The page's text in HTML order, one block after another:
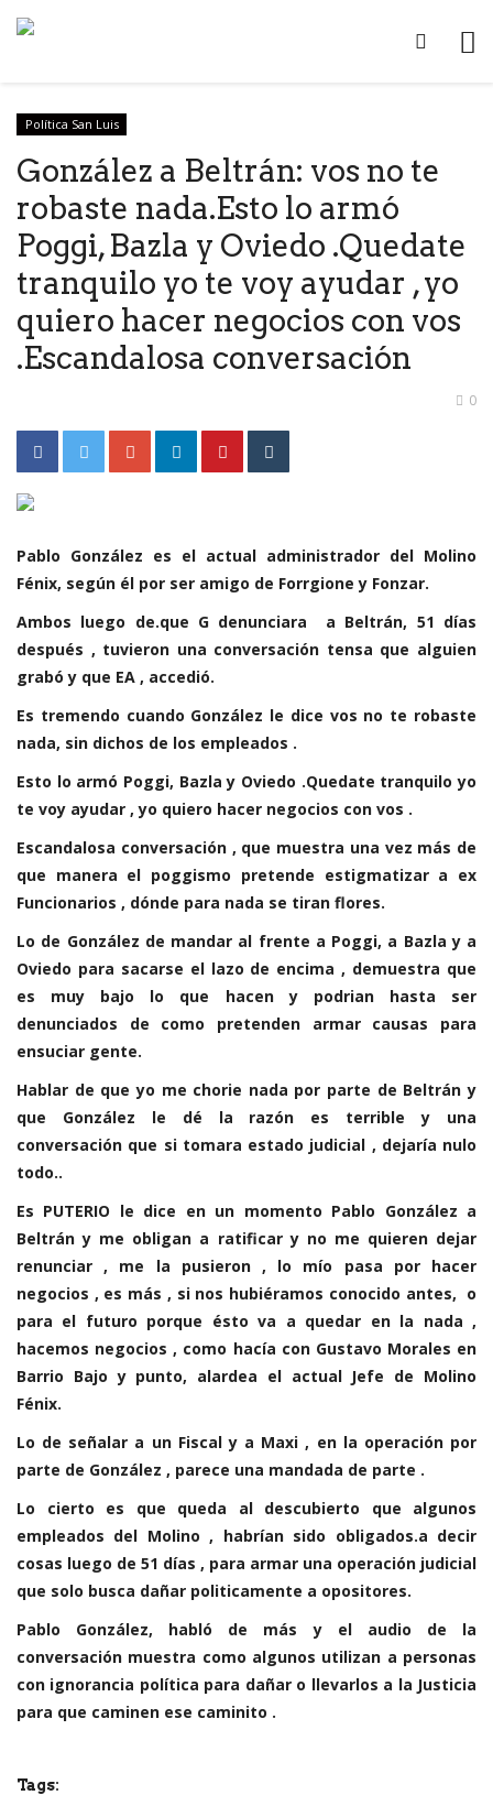
Política San Luis
González a Beltrán: vos no te
robaste nada.Esto lo armó
Poggi, Bazla y Oviedo .Quedate
tranquilo yo te voy ayudar , yo
quiero hacer negocios con vos
.Escandalosa conversación
0
Pablo González es el actual administrador del Molino
Fénix, según él por ser amigo de Forrgione y Fonzar.
Ambos luego de.que G denunciara a Beltrán, 51 días
después , tuvieron una conversación tensa que alguien
grabó y que EA , accedió.
Es tremendo cuando González le dice vos no te robaste
nada, sin dichos de los empleados .
Esto lo armó Poggi, Bazla y Oviedo .Quedate tranquilo yo
te voy ayudar , yo quiero hacer negocios con vos .
Escandalosa conversación , que muestra una vez más de
que manera el poggismo pretende estigmatizar a ex
Funcionarios , dónde para nada se tiran flores.
Lo de González de mandar al frente a Poggi, a Bazla y a
Oviedo para sacarse el lazo de encima , demuestra que
es muy bajo lo que hacen y podrian hasta ser
denunciados de como pretenden armar causas para
ensuciar gente.
Hablar de que yo me chorie nada por parte de Beltrán y
que González le dé la razón es terrible y una
conversación que si tomara estado judicial , dejaría nulo
todo..
Es PUTERIO le dice en un momento Pablo González a
Beltrán y me obligan a ratificar y no me quieren dejar
renunciar , me la pusieron , lo mío pasa por hacer
negocios , es más , si nos hubiéramos conocido antes, o
para el futuro porque ésto va a quedar en la nada ,
hacemos negocios , como hacía con Gustavo Morales en
Barrio Bajo y punto, alardea el actual Jefe de Molino
Fénix.
Lo de señalar a un Fiscal y a Maxi , en la operación por
parte de González , parece una mandada de parte .
Lo cierto es que queda al descubierto que algunos
empleados del Molino , habrían sido obligados.a decir
cosas luego de 51 días , para armar una operación judicial
que solo busca dañar politicamente a opositores.
Pablo González, habló de más y el audio de la
conversación muestra como algunos utilizan a personas
con ignorancia política para dañar o llevarlos a la Justicia
para que caminen ese caminito .
Tags: